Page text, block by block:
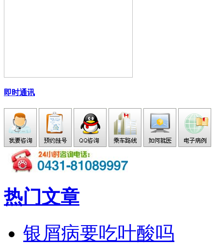
即时通讯
热门文章
银屑病要吃叶酸吗